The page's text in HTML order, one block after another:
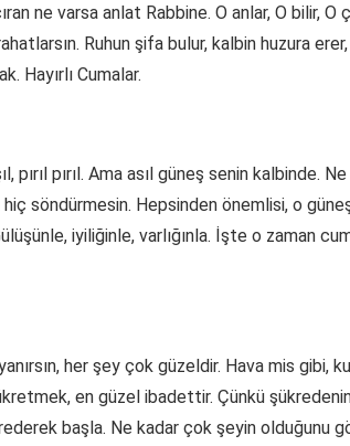
ne varsa anlat Rabbine. O anlar, O bilir,
Ruhun şifa bulur, kalbin huzura
Hayırlı Cumalar.
pırıl pırıl. Ama asıl güneş senin kalbinde.
söndürmesin. Hepsinden önemlisi, o
iyiliğinle, varlığınla. İşte o zaman
her şey çok güzeldir. Hava mis gibi,
en güzel ibadettir. Çünkü
başla. Ne kadar çok şeyin olduğunu